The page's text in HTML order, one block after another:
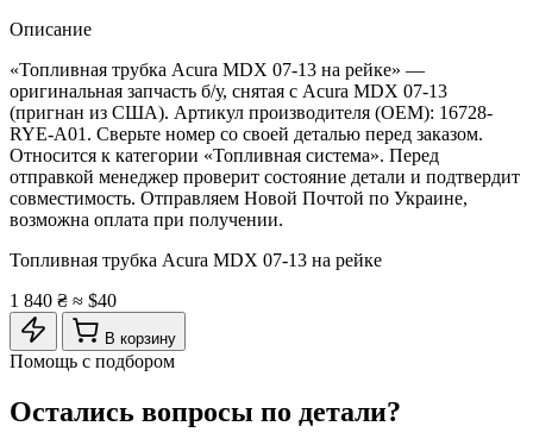
Описание
«Топливная трубка Acura MDX 07-13 на рейкe» —
оригинальная запчасть б/у, снятая с Acura MDX 07-13
(пригнан из США). Артикул производителя (OEM): 16728-
RYE-A01. Сверьте номер со своей деталью перед заказом.
Относится к категории «Топливная система». Перед
отправкой менеджер проверит состояние детали и подтвердит
совместимость. Отправляем Новой Почтой по Украине,
возможна оплата при получении.
Топливная трубка Acura MDX 07-13 на рейкe
1 840 ₴ ≈ $40
В корзину
Помощь с подбором
Остались вопросы по детали?